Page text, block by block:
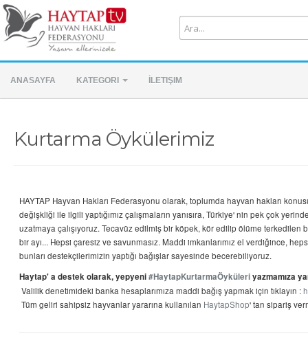
ANASAYFA KATEGORI İLETIŞIM
Kurtarma Öykülerimiz
HAYTAP Hayvan Hakları Federasyonu olarak, toplumda hayvan hakları
değişkliği ile ilgili yaptığımız çalışmaların yanısıra, Türkiye' nin pek çok
uzatmaya çalışıyoruz. Tecavüz edilmiş bir köpek, kör edilip ölüme terkedilen
bir ayı... Hepsi çaresiz ve savunmasız. Maddi imkanlarımız el verdiğince,
bunları destekçilerimizin yaptığı bağışlar sayesinde becerebiliyoruz.
Haytap' a destek olarak, yepyeni#HaytapKurtarmaÖyküleriyazmamıza
Valilik denetimideki banka hesaplarımıza maddi bağış yapmak için tıklayın :
Tüm geliri sahipsiz hayvanlar yararına kullanılan HaytapShop' tan sipariş